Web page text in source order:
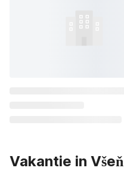
Vakantie in Všeň